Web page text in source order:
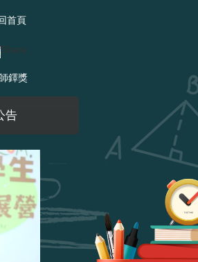
首頁
師鐸獎
告